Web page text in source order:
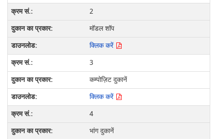
2
मॉडल शॉप
क्लिक करें
3
कम्पोज़िट दुकानें
क्लिक करें
4
भांग दुकानें